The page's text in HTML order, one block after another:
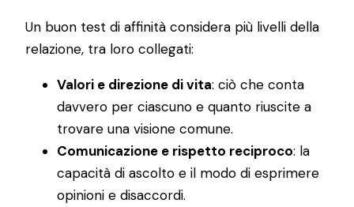
Un buon test di affinità considera più livelli della
relazione, tra loro collegati:
Valori e direzione di vita: ciò che conta
davvero per ciascuno e quanto riuscite a
trovare una visione comune.
Comunicazione e rispetto reciproco: la
capacità di ascolto e il modo di esprimere
opinioni e disaccordi.